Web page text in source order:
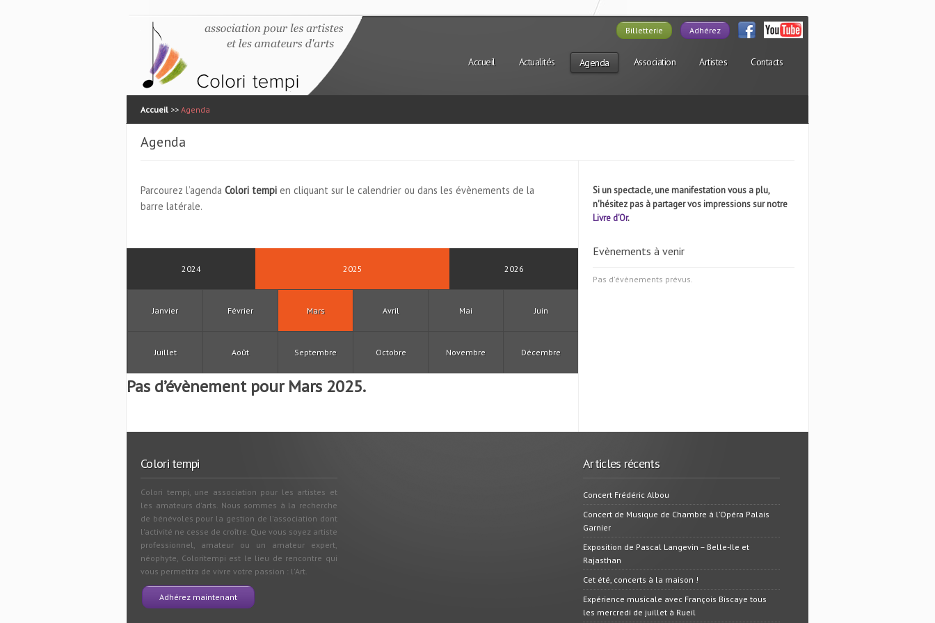
Accueil Actualités Agenda Association Artistes Contacts
Billetterie Adhérez
Accueil >> Agenda
Agenda
Parcourez l’agenda Colori tempi en cliquant sur le calendrier ou dans les évènements de la
barre latérale.
2024 2025 2026
Janvier Février Mars Avril Mai Juin
Juillet Août Septembre Octobre Novembre Décembre
Pas d’évènement pour Mars 2025.
Si un spectacle, une manifestation vous a plu,
n'hésitez pas à partager vos impressions sur notre
Livre d'Or.
Evènements à venir
Pas d'évènements prévus.
Colori tempi
Colori tempi, une association pour les artistes et
les amateurs d'arts. Nous sommes à la recherche
de bénévoles pour la gestion de l'association dont
l'activité ne cesse de croître. Que vous soyez artiste
professionnel, amateur ou un amateur expert,
néophyte, Coloritempi est le lieu de rencontre qui
vous permettra de vivre votre passion : l'Art.
Adhérez maintenant
Articles récents
Concert Frédéric Albou
Concert de Musique de Chambre à l’Opéra Palais
Garnier
Exposition de Pascal Langevin – Belle-Ile et
Rajasthan
Cet été, concerts à la maison !
Expérience musicale avec François Biscaye tous
les mercredi de juillet à Rueil